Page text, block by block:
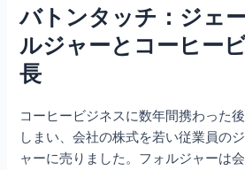
バトンタッチ：ジェ
ルジャーとコーヒー
長
コーヒービジネスに数年間携わった
しまい、会社の株式を若い従業員の
ャーに売りました。フォルジャーは